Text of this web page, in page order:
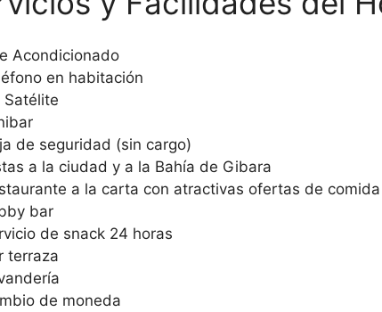
Acondicionado
en habitación
Satélite
de seguridad (sin cargo)
a la ciudad y a la Bahía de Gibara
a la carta con atractivas ofertas de
bar
de snack 24 horas
terraza
de moneda